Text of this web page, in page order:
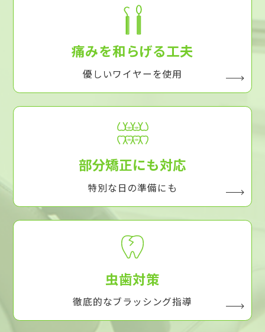
痛みを和らげる工夫
優しいワイヤーを使用
部分矯正にも対応
特別な日の準備にも
虫歯対策
徹底的なブラッシング指導